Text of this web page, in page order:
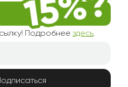
Подробнее здесь.
Подписаться